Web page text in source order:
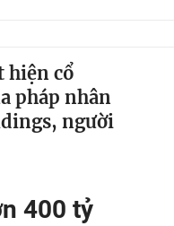
hiện cổ
pháp nhân
người
400 tỷ